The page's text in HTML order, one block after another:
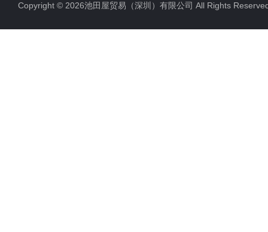
Copyright © 2026池田屋贸易（深圳）有限公司 All Rights